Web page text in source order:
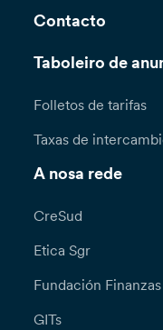
Contacto
Taboleiro de
Folletos de tarifas
Taxas de
A nosa rede
CreSud
Etica Sgr
Fundación
GITs